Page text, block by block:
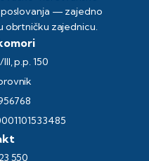
— zajedno
obrtničku zajednicu.
p.p. 150
550